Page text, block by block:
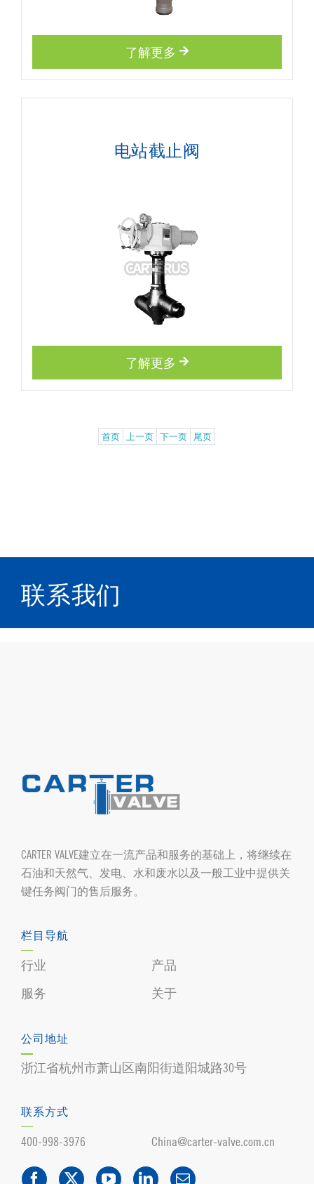
了解更多
电站截止阀
了解更多
首页 上一页 下一页 尾页
联系我们
CARTER VALVE建立在一流产品和服务的基础上，将继续在
石油和天然气、发电、水和废水以及一般工业中提供关
键任务阀门的售后服务。
栏目导航
行业
产品
服务
关于
公司地址
浙江省杭州市萧山区南阳街道阳城路30号
联系方式
400-998-3976 China@carter-valve.com.cn